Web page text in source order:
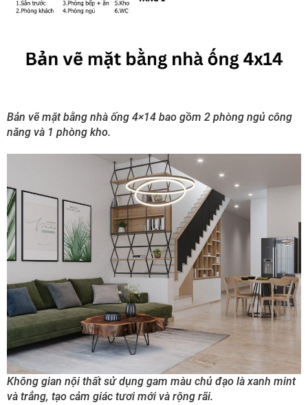
Bản vẽ mặt bằng nhà ống 4×14 bao gồm 2 phòng ngủ công
năng và 1 phòng kho.
Không gian nội thất sử dụng gam màu chủ đạo là xanh mint
và trắng, tạo cảm giác tươi mới và rộng rãi.